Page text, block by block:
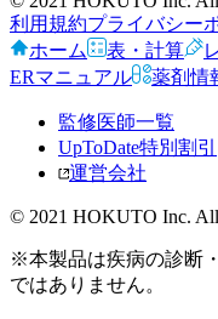
利用規約プライバシー
ホーム
表・計算
ERマニュアル
薬剤情
監修医師一覧
UpToDate特別割引
運営会社
© 2021 HOKUTO Inc. All
※本製品は疾病の診断
ではありません。